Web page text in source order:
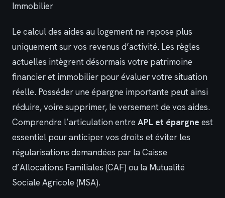
Immobilier
Le calcul des aides au logement ne repose plus
uniquement sur vos revenus d’activité. Les règles
actuelles intègrent désormais votre patrimoine
financier et immobilier pour évaluer votre situation
réelle. Posséder une épargne importante peut ainsi
réduire, voire supprimer, le versement de vos aides.
Comprendre l’articulation entre APL et épargne est
essentiel pour anticiper vos droits et éviter les
régularisations demandées par la Caisse
d’Allocations Familiales (CAF) ou la Mutualité
Sociale Agricole (MSA).